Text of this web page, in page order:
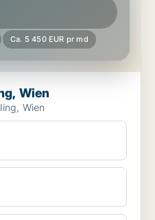
Ca. 5 450 EUR pr md
Wien
Wien